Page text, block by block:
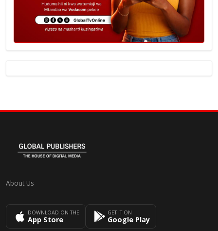
About Us
DOWNLOAD ON THE
App Store
GET IT ON
Google Play